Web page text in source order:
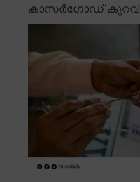
കാസർഗോഡ് കുറവ്